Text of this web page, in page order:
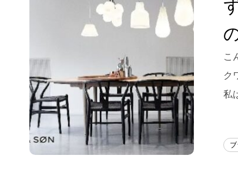
Recruit
Contact
こ
ク
私